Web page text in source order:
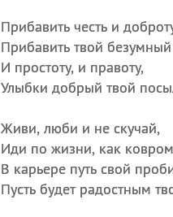
Прибавить честь и
Прибавить твой
И простоту, и правоту,
Улыбки добрый твой
Живи, люби и не скучай,
Иди по жизни, как
В карьере путь свой
Пусть будет радостным